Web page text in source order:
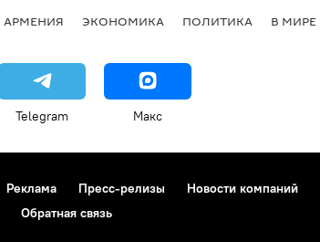
АРМЕНИЯ ЭКОНОМИКА ПОЛИТИКА В МИРЕ
Telegram Макс
Реклама Пресс-релизы Новости компаний
Обратная связь